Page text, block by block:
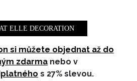
ELLE DECORATION
si můžete objednat až do
zdarma nebo v
s 27% slevou.